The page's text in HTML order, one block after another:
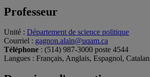
Professeur
Unité : Département de science politique
Courriel : gagnon.alain@uqam.ca
Téléphone : (514) 987-3000 poste 4544
Langues : Français, Anglais, Espagnol, Catalan